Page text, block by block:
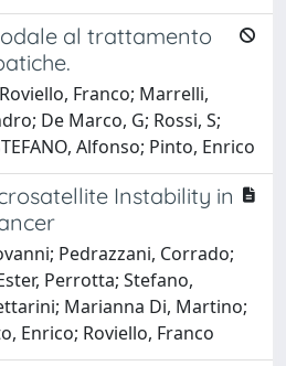
al trattamento
Franco; Marrelli,
De Marco, G; Rossi, S;
Alfonso; Pinto, Enrico
Instability in
Pedrazzani, Corrado;
Perrotta; Stefano,
Marianna Di, Martino;
Enrico; Roviello, Franco